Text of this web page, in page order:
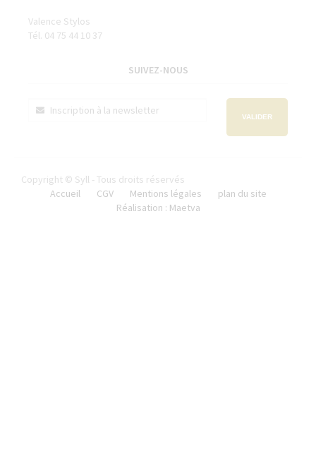
Valence Stylos
Tél. 04 75 44 10 37
SUIVEZ-NOUS
VALIDER
Copyright © Syll - Tous droits réservés
Accueil
CGV Mentions légales
plan du site
Réalisation : Maetva